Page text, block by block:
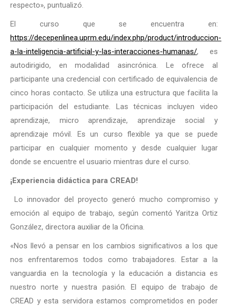
respecto», puntualizó.
El curso que se encuentra en:
https://decepenlinea.uprm.edu/index.php/product/introduccion-
a-la-inteligencia-artificial-y-las-interacciones-humanas/, es
autodirigido, en modalidad asincrónica. Le ofrece al
participante una credencial con certificado de equivalencia de
cinco horas contacto. Se utiliza una estructura que facilita la
participación del estudiante. Las técnicas incluyen video
aprendizaje, micro aprendizaje, aprendizaje social y
aprendizaje móvil. Es un curso flexible ya que se puede
participar en cualquier momento y desde cualquier lugar
donde se encuentre el usuario mientras dure el curso.
¡Experiencia didáctica para CREAD!
Lo innovador del proyecto generó mucho compromiso y
emoción al equipo de trabajo, según comentó Yaritza Ortiz
González, directora auxiliar de la Oficina.
«Nos llevó a pensar en los cambios significativos a los que
nos enfrentaremos todos como trabajadores. Estar a la
vanguardia en la tecnología y la educación a distancia es
nuestro norte y nuestra pasión. El equipo de trabajo de
CREAD y esta servidora estamos comprometidos en poder